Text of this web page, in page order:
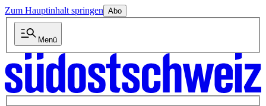
Zum Hauptinhalt springen Abo
Menü